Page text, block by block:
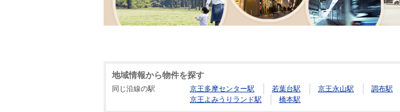
地域情報から物件を探す
同じ沿線の駅 京王多摩センター駅 若葉台駅 京王永山駅 調布駅
京王よみうりランド駅
橋本駅